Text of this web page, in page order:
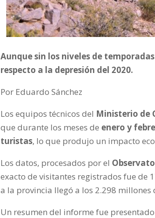
Aunque sin los niveles de
respecto a la depresión del 2020.
Por Eduardo Sánchez
Los equipos técnicos del Ministerio de
que durante los meses de enero y
turistas, lo que produjo un impacto
Los datos, procesados por el
exacto de visitantes registrados fue de
a la provincia llegó a los 2.298 millones
Un resumen del informe fue